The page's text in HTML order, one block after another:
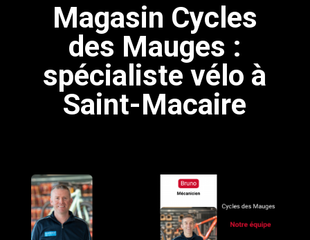
Magasin Cycles
des Mauges :
spécialiste vélo à
Saint-Macaire